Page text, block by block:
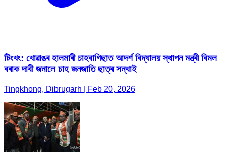
টিংখং: খোৱাঙৰ হালমাৰী চাহবাগিছাত আদৰ্শ বিদ্যালয় স্থাপন মন্ত্ৰী বিমল
বৰাক দাবী জনালে চাহ জনজাতি ছাত্ৰ সন্থাই
Tingkhong, Dibrugarh | Feb 20, 2026